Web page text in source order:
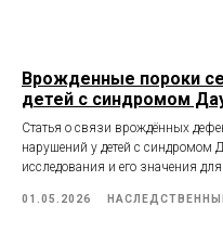
Врожденные пороки
детей с синдромом
Статья о связи врождённых
нарушений у детей с синдромом
исследования и его значения
01.05.2026